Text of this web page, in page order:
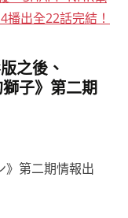
之後、
子》第二期
》第二期情報出